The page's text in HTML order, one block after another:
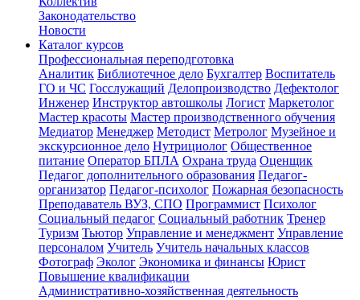
Законодательство
Новости
Каталог курсов
Профессиональная переподготовка
Аналитик Библиотечное дело Бухгалтер Воспитатель
ГО и ЧС Госслужащий Делопроизводство Дефектолог
Инженер Инструктор автошколы Логист Маркетолог
Мастер красоты Мастер производственного обучения
Медиатор Менеджер Методист Метролог Музейное и
экскурсионное дело Нутрициолог Общественное
питание Оператор БПЛА Охрана труда Оценщик
Педагог дополнительного образования Педагог-
организатор Педагог-психолог Пожарная безопасность
Преподаватель ВУЗ, СПО Программист Психолог
Социальный педагог Социальный работник Тренер
Туризм Тьютор Управление и менеджмент Управление
персоналом Учитель Учитель начальных классов
Фотограф Эколог Экономика и финансы Юрист
Повышение квалификации
Административно-хозяйственная деятельность